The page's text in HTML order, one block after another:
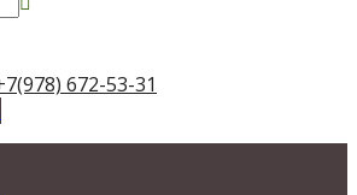
672-53-31